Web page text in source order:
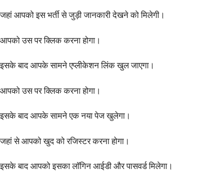
जहां आपको इस भर्ती से जुड़ी जानकारी देखने को मिलेगी।
आपको उस पर क्लिक करना होगा।
इसके बाद आपके सामने एप्लीकेशन लिंक खुल जाएगा।
आपको उस पर क्लिक करना होगा।
इसके बाद आपके सामने एक नया पेज खुलेगा।
जहां से आपको खुद को रजिस्टर करना होगा।
इसके बाद आपको इसका लॉगिन आईडी और पासवर्ड मिलेगा।